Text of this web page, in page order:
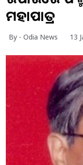
ମହାପାତ୍ର
By - Odia News 13